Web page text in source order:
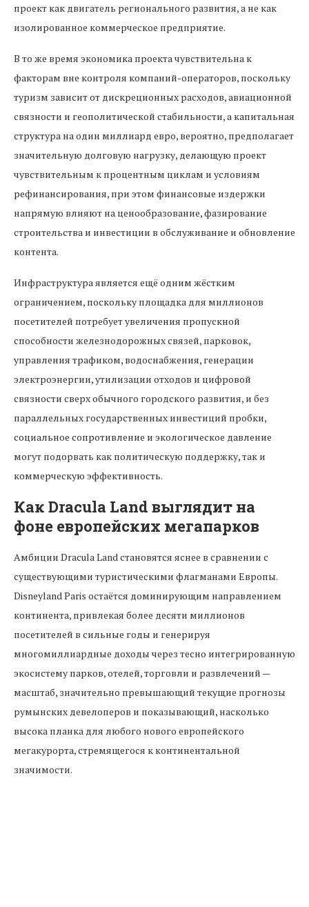
проект как двигатель регионального развития, а не как
изолированное коммерческое предприятие.
В то же время экономика проекта чувствительна к
факторам вне контроля компаний-операторов, поскольку
туризм зависит от дискреционных расходов, авиационной
связности и геополитической стабильности, а капитальная
структура на один миллиард евро, вероятно, предполагает
значительную долговую нагрузку, делающую проект
чувствительным к процентным циклам и условиям
рефинансирования, при этом финансовые издержки
напрямую влияют на ценообразование, фазирование
строительства и инвестиции в обслуживание и обновление
контента.
Инфраструктура является ещё одним жёстким
ограничением, поскольку площадка для миллионов
посетителей потребует увеличения пропускной
способности железнодорожных связей, парковок,
управления трафиком, водоснабжения, генерации
электроэнергии, утилизации отходов и цифровой
связности сверх обычного городского развития, и без
параллельных государственных инвестиций пробки,
социальное сопротивление и экологическое давление
могут подорвать как политическую поддержку, так и
коммерческую эффективность.
Как Dracula Land выглядит на
фоне европейских мегапарков
Амбиции Dracula Land становятся яснее в сравнении с
существующими туристическими флагманами Европы.
Disneyland Paris остаётся доминирующим направлением
континента, привлекая более десяти миллионов
посетителей в сильные годы и генерируя
многомиллиардные доходы через тесно интегрированную
экосистему парков, отелей, торговли и развлечений —
масштаб, значительно превышающий текущие прогнозы
румынских девелоперов и показывающий, насколько
высока планка для любого нового европейского
мегакурорта, стремящегося к континентальной
значимости.